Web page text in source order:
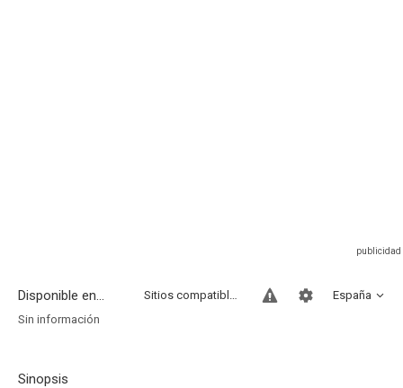
Disponible en... España
Sitios compatibles
Sin información
Sinopsis